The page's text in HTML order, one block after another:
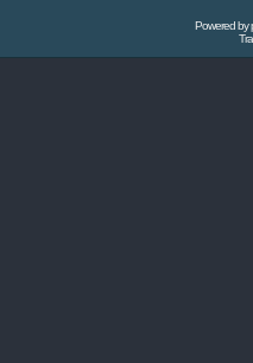
Powered by